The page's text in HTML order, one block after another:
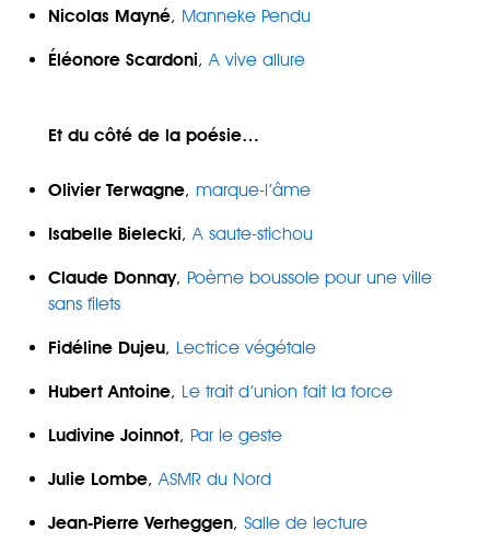
Nicolas Mayné, Manneke Pendu
Éléonore Scardoni, A vive allure
Et du côté de la poésie…
Olivier Terwagne, marque-l’âme
Isabelle Bielecki, A saute-stichou
Claude Donnay, Poème boussole pour une ville
sans filets
Fidéline Dujeu, Lectrice végétale
Hubert Antoine, Le trait d’union fait la force
Ludivine Joinnot, Par le geste
Julie Lombe, ASMR du Nord
Jean-Pierre Verheggen, Salle de lecture